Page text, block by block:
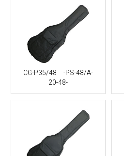
CG-P35/48 -PS-48/A-
20-48-